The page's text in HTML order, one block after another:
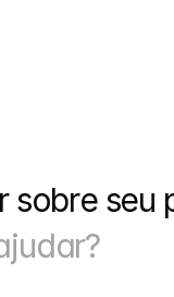
sobre seu